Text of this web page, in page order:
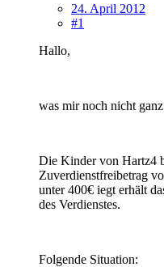
24. April 2012
#1
Hallo,
was mir noch nicht
Die Kinder von Hartz4
Zuverdienstfreibetrag
unter 400€ iegt erhält
des Verdienstes.
Folgende Situation: